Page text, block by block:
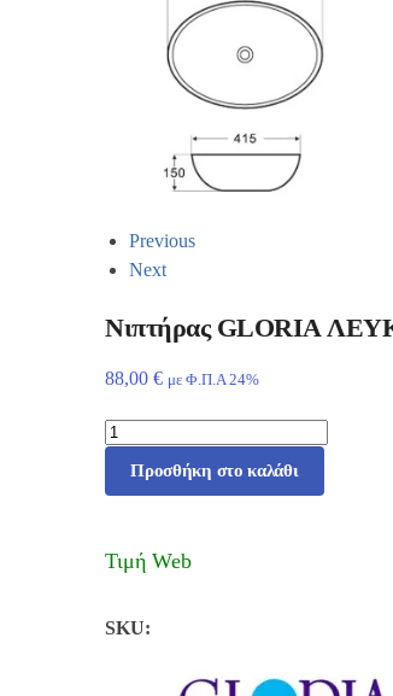
Previous
Next
Νιπτήρας GLORIA
88,00 € με Φ.Π.Α 24%
Προσθήκη στο καλάθι
Τιμή Web
SKU: